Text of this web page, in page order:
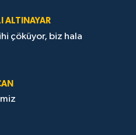
ALTINAYAR
çöküyor, biz hala